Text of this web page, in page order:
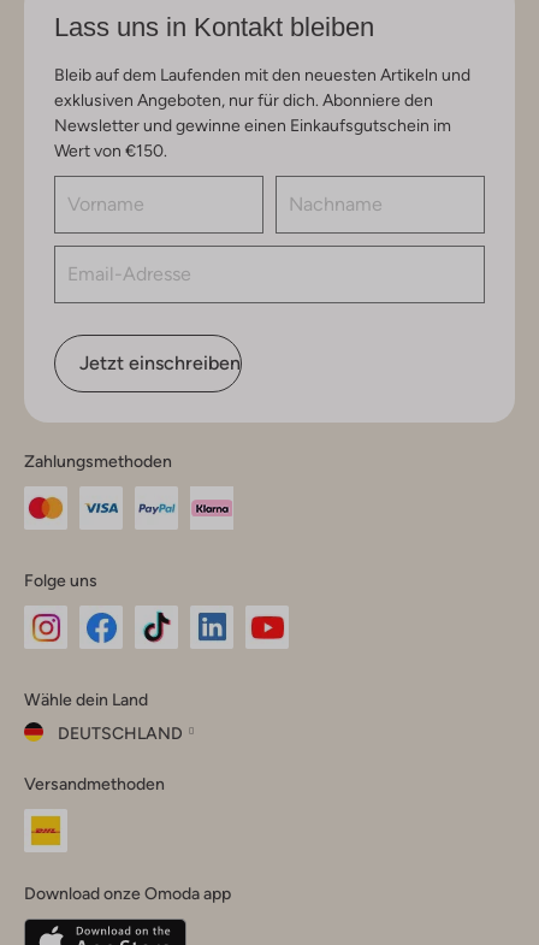
Lass uns in Kontakt bleiben
Bleib auf dem Laufenden mit den neuesten Artikeln und
exklusiven Angeboten, nur für dich. Abonniere den
Newsletter und gewinne einen Einkaufsgutschein im
Wert von €150.
Jetzt einschreiben
Zahlungsmethoden
Folge uns
Instagram
Facebook
TikTok
Wähle dein Land
DEUTSCHLAND
dein
Land
Belgique(Français)
Versandmethoden
Download onze Omoda app